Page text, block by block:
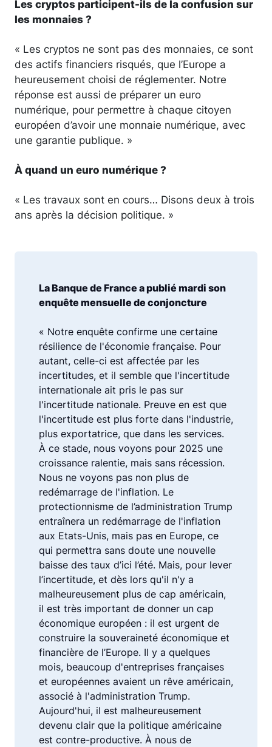
Les cryptos participent-ils de la confusion sur
les monnaies ?
« Les cryptos ne sont pas des monnaies, ce sont
des actifs financiers risqués, que l’Europe a
heureusement choisi de réglementer. Notre
réponse est aussi de préparer un euro
numérique, pour permettre à chaque citoyen
européen d’avoir une monnaie numérique, avec
une garantie publique. »
À quand un euro numérique ?
« Les travaux sont en cours… Disons deux à trois
ans après la décision politique. »
La Banque de France a publié mardi son
enquête mensuelle de conjoncture
« Notre enquête confirme une certaine
résilience de l'économie française. Pour
autant, celle-ci est affectée par les
incertitudes, et il semble que l'incertitude
internationale ait pris le pas sur
l'incertitude nationale. Preuve en est que
l'incertitude est plus forte dans l'industrie,
plus exportatrice, que dans les services.
À ce stade, nous voyons pour 2025 une
croissance ralentie, mais sans récession.
Nous ne voyons pas non plus de
redémarrage de l'inflation. Le
protectionnisme de l’administration Trump
entraînera un redémarrage de l'inflation
aux Etats-Unis, mais pas en Europe, ce
qui permettra sans doute une nouvelle
baisse des taux d’ici l’été. Mais, pour lever
l’incertitude, et dès lors qu'il n'y a
malheureusement plus de cap américain,
il est très important de donner un cap
économique européen : il est urgent de
construire la souveraineté économique et
financière de l’Europe. Il y a quelques
mois, beaucoup d'entreprises françaises
et européennes avaient un rêve américain,
associé à l'administration Trump.
Aujourd'hui, il est malheureusement
devenu clair que la politique américaine
est contre-productive. À nous de